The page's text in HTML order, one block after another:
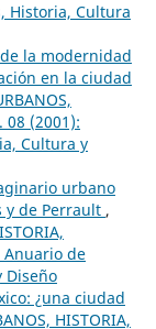
Historia, Cultura
la modernidad
en la ciudad
08 (2001):
Cultura y
urbano
y de Perrault ,
Anuario de
Diseño
¿una ciudad
HISTORIA,